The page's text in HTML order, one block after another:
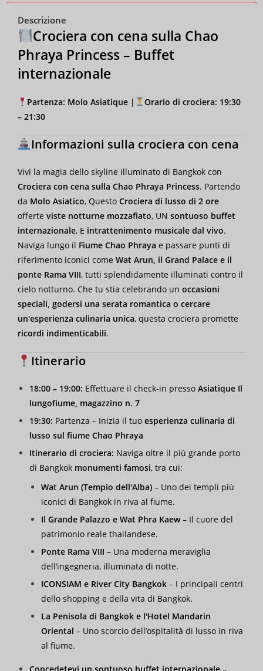
Descrizione
Crociera con cena sulla Chao
Phraya Princess – Buffet
internazionale
Partenza: Molo Asiatique |
Orario di crociera: 19:30
– 21:30
Informazioni sulla crociera con cena
Vivi la magia dello skyline illuminato di Bangkok con
Crociera con cena sulla Chao Phraya Princess. Partendo
da Molo Asiatico, Questo Crociera di lusso di 2 ore
offerte viste notturne mozzafiato, UN sontuoso buffet
internazionale, E intrattenimento musicale dal vivo.
Naviga lungo il Fiume Chao Phraya e passare punti di
riferimento iconici come Wat Arun, il Grand Palace e il
ponte Rama VIII, tutti splendidamente illuminati contro il
cielo notturno. Che tu stia celebrando un occasioni
speciali, godersi una serata romantica o cercare
un'esperienza culinaria unica, questa crociera promette
ricordi indimenticabili.
Itinerario
18:00 – 19:00: Effettuare il check-in presso Asiatique Il
lungofiume, magazzino n. 7
19:30: Partenza – Inizia il tuo esperienza culinaria di
lusso sul fiume Chao Phraya
Itinerario di crociera: Naviga oltre il più grande porto
di Bangkok monumenti famosi, tra cui:
Wat Arun (Tempio dell'Alba) – Uno dei templi più
iconici di Bangkok in riva al fiume.
Il Grande Palazzo e Wat Phra Kaew– Il cuore del
patrimonio reale thailandese.
Ponte Rama VIII – Una moderna meraviglia
dell’ingegneria, illuminata di notte.
ICONSIAM e River City Bangkok – I principali centri
dello shopping e della vita di Bangkok.
La Penisola di Bangkok e l'Hotel Mandarin
Oriental – Uno scorcio dell’ospitalità di lusso in riva
al fiume.